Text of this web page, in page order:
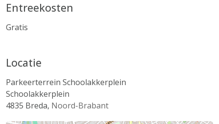
Entreekosten
Gratis
Locatie
Parkeerterrein Schoolakkerplein
Schoolakkerplein
4835 Breda, Noord-Brabant